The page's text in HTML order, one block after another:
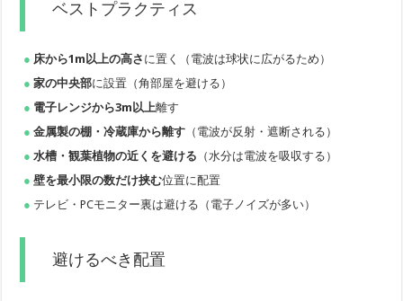
ベストプラクティス
床から1m以上の高さ に置く（電波は球状に広がるため）
家の中央部に設置（角部屋を避ける）
電子レンジから3m以上離す
金属製の棚・冷蔵庫から離す （電波が反射・遮断される）
水槽・観葉植物の近くを避ける （水分は電波を吸収する）
壁を最小限の数だけ挟む位置に配置
テレビ・PCモニター裏は避ける（電子ノイズが多い）
避けるべき配置